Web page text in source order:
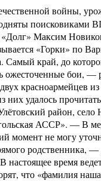
войны,
поисковиками
«Долг» Максим
«Горки» по
край, до
ожесточенные бои,
красноармейцев
них удалось
район,
АССР». — В
момент не могу
родственника,
время
что «фамилия